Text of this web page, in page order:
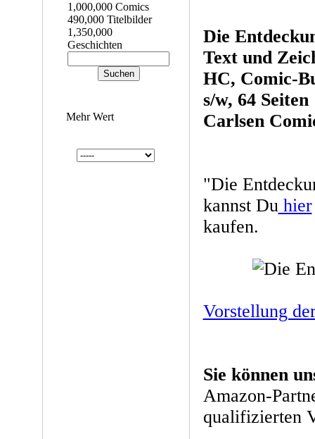
1,000,000 Comics
490,000 Titelbilder
1,350,000
Geschichten
Mehr Wert
Die
Text und
HC, Comic-
s/w, 64 Seiten
Carlsen
"Die
kannst Duhier
kaufen.
Vorstellung
Sie können
Amazon-
qualifizierten